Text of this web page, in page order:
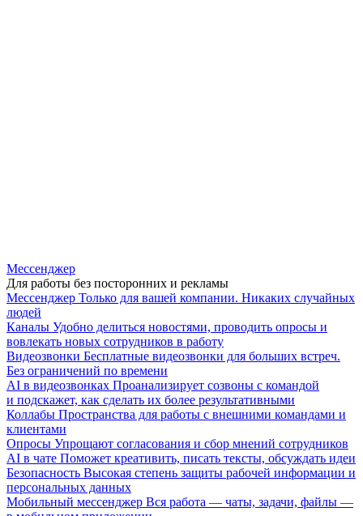
Мессенджер
Для работы без посторонних и рекламы
Мессенджер Только для вашей компании. Никаких случайных
людей
Каналы Удобно делиться новостями, проводить опросы и
вовлекать новых сотрудников в работу
Видеозвонки Бесплатные видеозвонки для больших встреч.
Без ограничений по времени
AI в видеозвонках Проанализирует созвоны с командой
и подскажет, как сделать их более результативными
Коллабы Пространства для работы с внешними командами и
клиентами
Опросы Упрощают согласования и сбор мнений сотрудников
AI в чате Поможет креативить, писать тексты, обсуждать идеи
Безопасность Высокая степень защиты рабочей информации и
персональных данных
Мобильный мессенджер Вся работа — чаты, задачи, файлы —